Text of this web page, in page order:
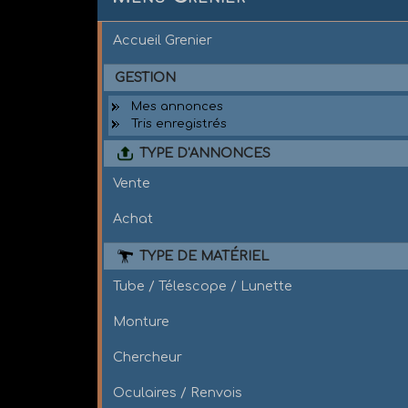
Accueil Grenier
GESTION
Mes annonces
Tris enregistrés
TYPE D'ANNONCES
Vente
Achat
TYPE DE MATÉRIEL
Tube / Télescope / Lunette
Monture
Chercheur
Oculaires / Renvois